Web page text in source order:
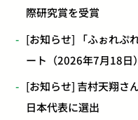
際研究賞を受賞
[お知らせ] 「ふぉれぷ
ート（2026年7月18日）
[お知らせ] 吉村天翔さ
日本代表に選出